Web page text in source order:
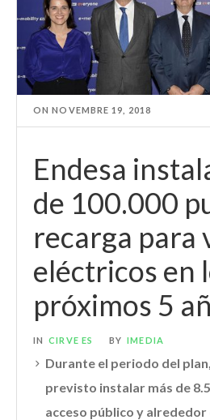
ONNOVEMBRE 19 2018
Endesa
de 100.000
recarga para
eléctricos en
próximos 5
IN CIRVE ES BY IMEDIA
Durante el periodo del
previsto instalar más de
acceso público y alrededor